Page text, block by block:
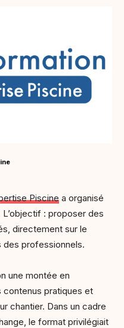
Piscine a organisé
: proposer des
directement sur le
des professionnels.
une montée en
pratiques et
chantier. Dans un cadre
le format privilégiait